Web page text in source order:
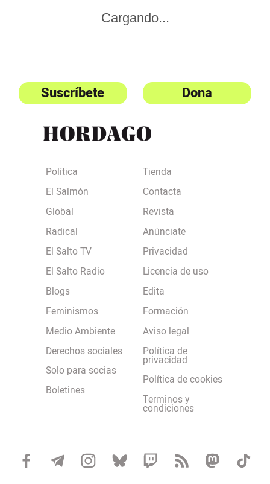
Cargando...
Suscríbete Dona
Política
El Salmón
Global
Radical
El Salto TV
El Salto Radio
Blogs
Feminismos
Medio Ambiente
Derechos sociales
Solo para socias
Boletines
Tienda
Contacta
Revista
Anúnciate
Privacidad
Licencia de uso
Edita
Formación
Aviso legal
Política de
privacidad
Política de cookies
Terminos y
condiciones